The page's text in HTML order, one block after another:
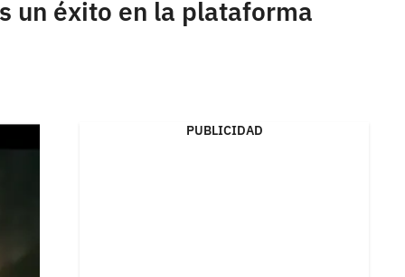
un éxito en la plataforma
PUBLICIDAD